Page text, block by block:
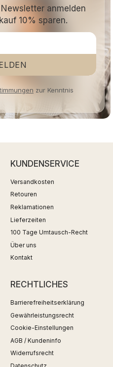
anmelden
10% sparen.
zur Kenntnis
KUNDENSERVICE
Versandkosten
Retouren
Reklamationen
Lieferzeiten
100 Tage Umtausch-Recht
Über uns
Kontakt
RECHTLICHES
Barrierefreiheitserklärung
Gewährleistungsrecht
Cookie-Einstellungen
AGB / Kundeninfo
Widerrufsrecht